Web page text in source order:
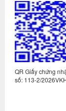
nhận hợp chuẩn